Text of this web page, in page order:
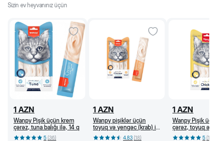
Sizin ev heyvanınız üçün
1 AZN
Wanpy Pişik üçün krem
çərəz, tuna balığı ilə, 14 q
5(36)
1 AZN
Wanpy pişiklər üçün
toyuq və yengəc (krab) ilə
krem çərəz, 14 q
4.83(18)
1 AZN
Wanpy Pişik
çərəz, toyuq əti
5(18